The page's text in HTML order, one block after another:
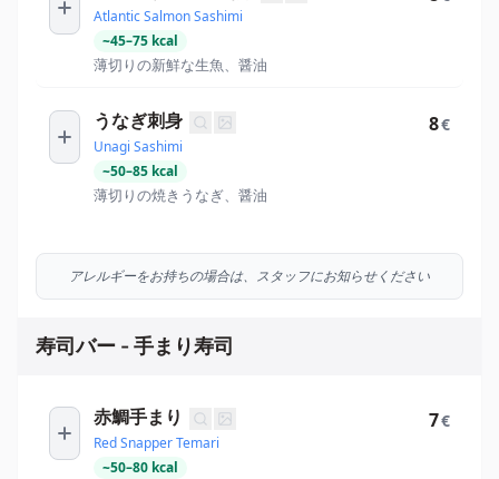
Atlantic Salmon Sashimi
~45–75 kcal
薄切りの新鮮な生魚、醤油
うなぎ刺身
Unagi Sashimi
~50–85 kcal
薄切りの焼きうなぎ、醤油
8€
アレルギーをお持ちの場合は、スタッフにお知らせください
寿司バー - 手まり寿司
赤鯛手まり
Red Snapper Temari
~50–80 kcal
7€